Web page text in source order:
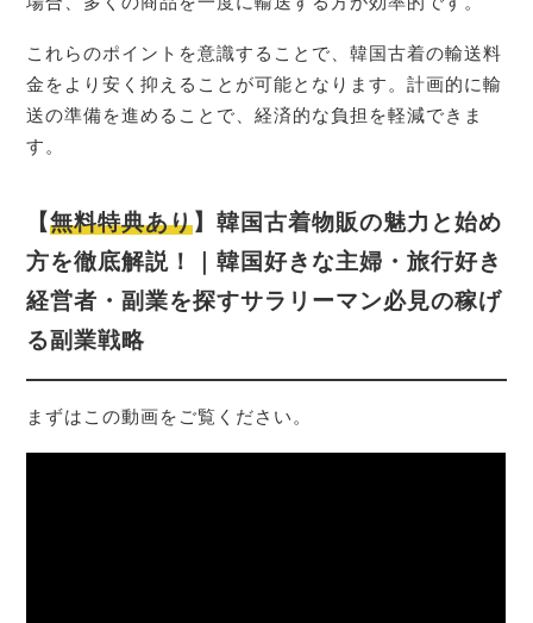
これらのポイントを意識することで、韓国古着の輸送料
金をより安く抑えることが可能となります。計画的に輸
送の準備を進めることで、経済的な負担を軽減できま
す。
【無料特典あり】韓国古着物販の魅力と始め
方を徹底解説！｜韓国好きな主婦・旅行好き
経営者・副業を探すサラリーマン必見の稼げ
る副業戦略
まずはこの動画をご覧ください。